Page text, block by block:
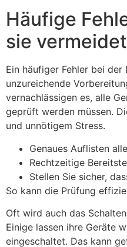
Häufige
sie vermeidet
Ein häufiger Fehler bei
unzureichende
vernachlässigen es, alle
geprüft werden müssen.
und unnötigem Stress.
Genaues Auflisten
Rechtzeitige
Stellen Sie sicher,
So kann die Prüfung
Oft wird auch das
Einige lassen ihre Geräte
eingeschaltet. Das kann